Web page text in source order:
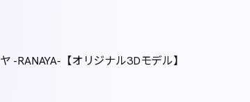
RANAYA-【オリジナル3Dモデル】